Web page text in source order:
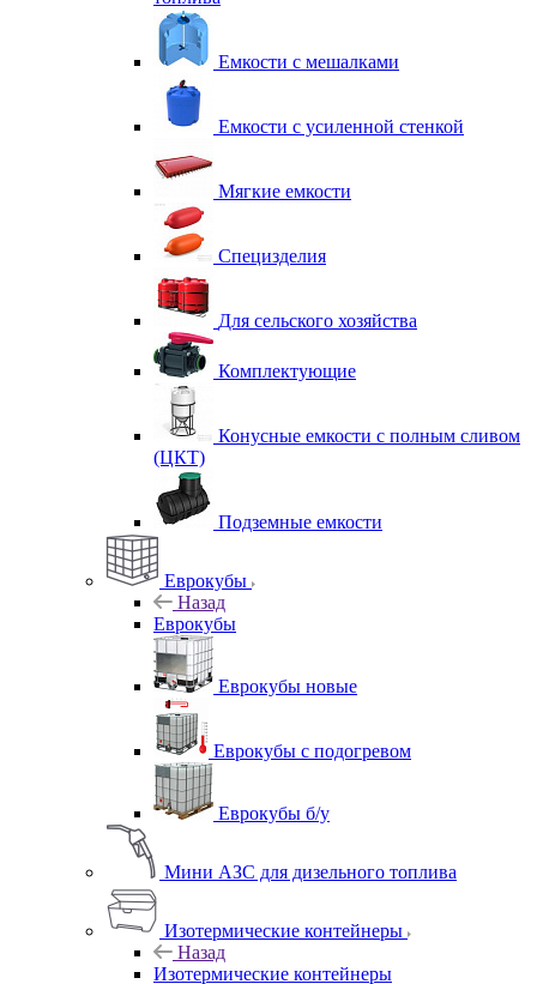
Емкости с мешалками
Емкости с усиленной стенкой
Мягкие емкости
Специзделия
Для сельского хозяйства
Комплектующие
Конусные емкости с полным сливом
(ЦКТ)
Подземные емкости
Еврокубы
Назад
Еврокубы
Еврокубы новые
Еврокубы с подогревом
Еврокубы б/у
Мини АЗС для дизельного топлива
Изотермические контейнеры
Назад
Изотермические контейнеры